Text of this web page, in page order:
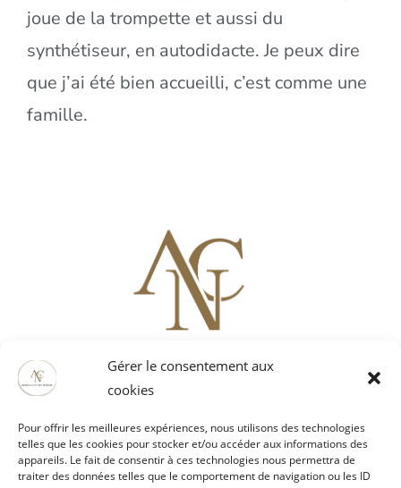
Gérer le consentement aux
cookies
Pour offrir les meilleures expériences, nous utilisons des technologies
telles que les cookies pour stocker et/ou accéder aux informations des
appareils. Le fait de consentir à ces technologies nous permettra de
traiter des données telles que le comportement de navigation ou les ID
joue de la trompette et aussi du
synthétiseur, en autodidacte. Je peux dire
que j’ai été bien accueilli, c’est comme une
famille.
Artois Culture Nature
52121 rue Mathieu Orfila ZI EST
03 21 51 29 61 / 06 80 68 61 65
vaubanspectacle@artoisculturenature.fr